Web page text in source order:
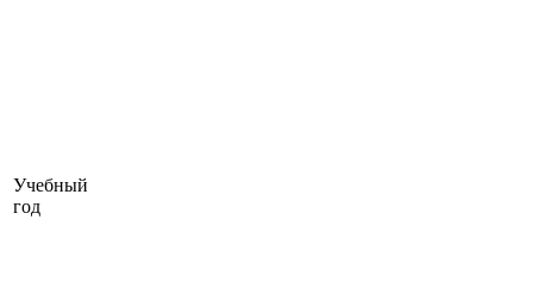
Учебный
год